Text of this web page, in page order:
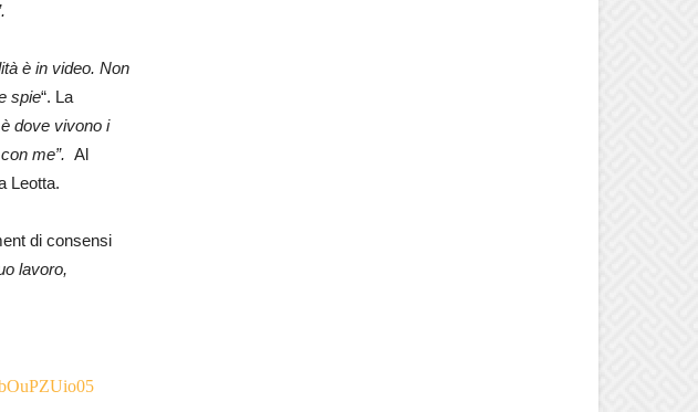
è in video. Non
spie“. La
dove vivono i
me”. Al
Leotta.
di consensi
lavoro,